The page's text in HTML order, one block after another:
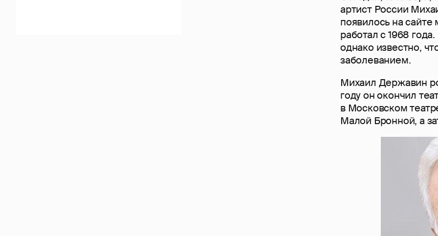
артист России
появилось на сайте
работал с 1968
однако известно,
заболеванием.
Михаил Державин
году он окончил
в Московском
Малой Бронной, а